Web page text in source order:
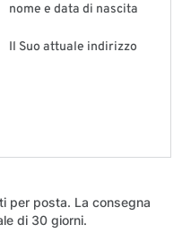
nome e data di nascita
Il Suo attuale indirizzo
per posta. La consegna
di 30 giorni.